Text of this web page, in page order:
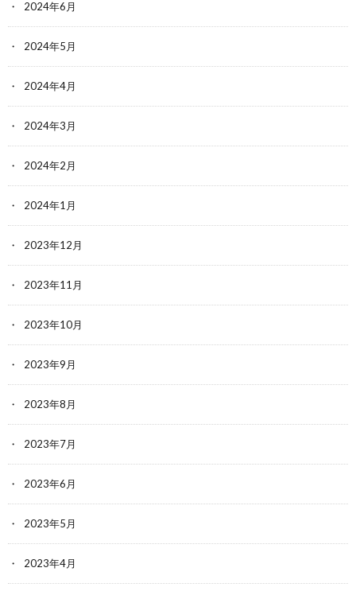
2024年6月
2024年5月
2024年4月
2024年3月
2024年2月
2024年1月
2023年12月
2023年11月
2023年10月
2023年9月
2023年8月
2023年7月
2023年6月
2023年5月
2023年4月